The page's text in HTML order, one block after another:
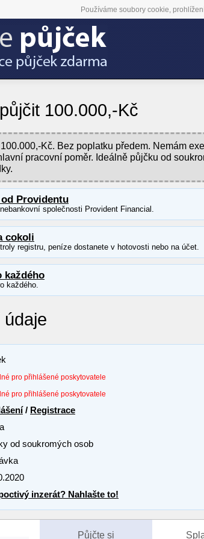
Používáme soubory cookie,
100.000,-Kč
Kč. Bez poplatku předem. Nemám
pracovní poměr. Ideálně půjčku od
Providentu
společnosti Provident Financial.
cokoli
registru, peníze dostanete v hotovosti nebo na účet.
každého
každého.
pro přihlášené poskytovatele
pro přihlášené poskytovatele
/ Registrace
od soukromých osob
inzerát? Nahlašte to!
Půjčte si